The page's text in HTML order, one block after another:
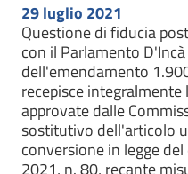
29 luglio 2021
Questione di fiducia
con il Parlamento
dell'emendamento
recepisce
approvate dalle
sostitutivo dell'articolo
conversione in legge